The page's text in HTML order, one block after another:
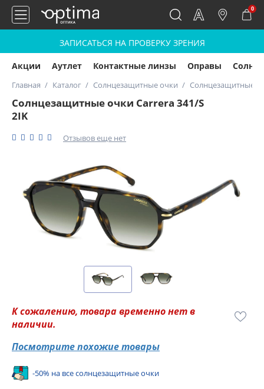
0
ЗАПИСАТЬСЯ НА ПРОВЕРКУ ЗРЕНИЯ
Акции Аутлет Контактные линзы Оправы
Главная Каталог Солнцезащитные очки Солнцезащитные
Солнцезащитные очки Carrera 341/S
2IK
Отзывов еще нет
К сожалению, товара временно нет в
наличии.
Посмотрите похожие товары
-50% на все солнцезащитные очки